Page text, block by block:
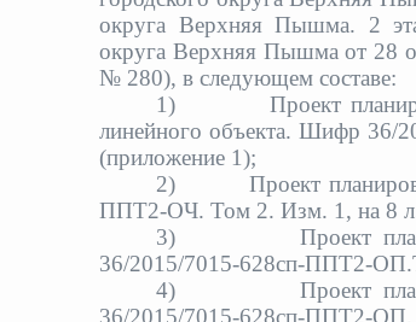
округа Верхняя Пышма. 2
округа Верхняя Пышма от 28
№ 280), в следующем составе:
1)
Проект
линейного объекта. Шифр
(приложение 1);
2)
Проект
ППТ2-ОЧ. Том 2. Изм. 1 , на 8
3)
Проект
36/2015/7015-628сп-ППТ2-
4)
Проект
36/2015/7015-628сп-ППТ2-